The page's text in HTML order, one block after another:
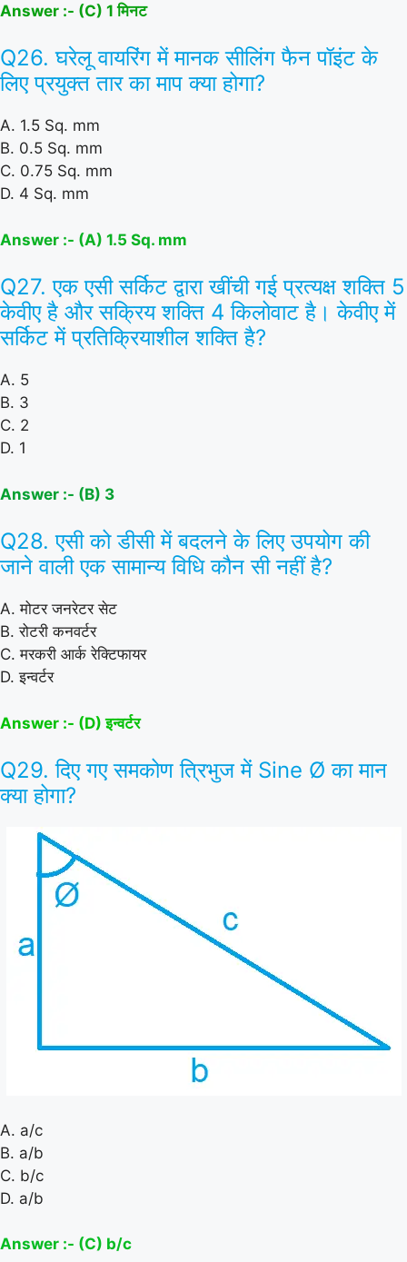
Answer :- (C) 1 मिनट
Q26. घरेलू वायरिंग में मानक सीलिंग फैन पॉइंट के
लिए प्रयुक्त तार का माप क्या होगा?
A. 1.5 Sq. mm
B. 0.5 Sq. mm
C. 0.75 Sq. mm
D. 4 Sq. mm
Answer :- (A) 1.5 Sq. mm
Q27. एक एसी सर्किट द्वारा खींची गई प्रत्यक्ष शक्ति 5
केवीए है और सक्रिय शक्ति 4 किलोवाट है। केवीए में
सर्किट में प्रतिक्रियाशील शक्ति है?
A. 5
B. 3
C. 2
D. 1
Answer :- (B) 3
Q28. एसी को डीसी में बदलने के लिए उपयोग की
जाने वाली एक सामान्य विधि कौन सी नहीं है?
A. मोटर जनरेटर सेट
B. रोटरी कनवर्टर
C. मरकरी आर्क रेक्टिफायर
D. इन्वर्टर
Answer :- (D) इन्वर्टर
Q29. दिए गए समकोण त्रिभुज में Sine Ø का मान
क्या होगा?
A. a/c
B. a/b
C. b/c
D. a/b
Answer :- (C) b/c